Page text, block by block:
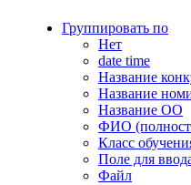
Группировать по
Нет
date time
Название
Название
Название ОО
ФИО
Класс
Поле для
Файл